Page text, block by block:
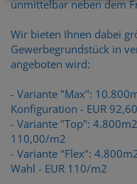
unmittelbar neben dem
Wir bieten Ihnen dabei
Gewerbegrundstück in
angeboten wird:
- Variante "Max":
Konfiguration - EUR
- Variante "Top":
110,00/m2
- Variante "Flex":
Wahl - EUR 110/m2